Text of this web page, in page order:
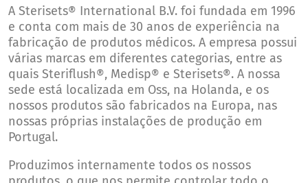
A Sterisets® International B.V. foi fundada em 1996
e conta com mais de 30 anos de experiência na
fabricação de produtos médicos. A empresa possui
várias marcas em diferentes categorias, entre as
quais Steriflush®, Medisp® e Sterisets®. A nossa
sede está localizada em Oss, na Holanda, e os
nossos produtos são fabricados na Europa, nas
nossas próprias instalações de produção em
Portugal.
Produzimos internamente todos os nossos